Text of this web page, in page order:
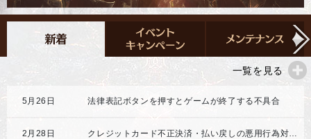
一覧を見る
5月26日 法律表記ボタンを押すとゲームが終了する不具合
2月28日